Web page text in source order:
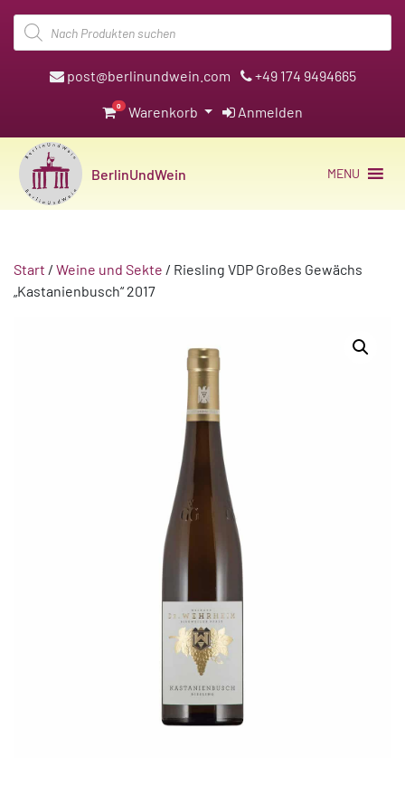
Products
search
post@berlinundwein.com +49 174 9494665
0 Warenkorb Anmelden
BerlinUndWein MENU
Start / Weine und Sekte / Riesling VDP Großes Gewächs
„Kastanienbusch“ 2017